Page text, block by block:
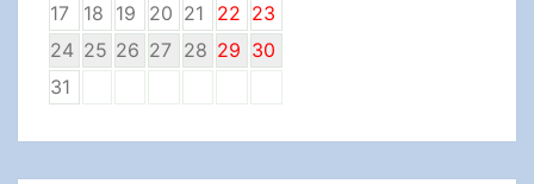
17
18 19 20 21 22 23
24 25 26 27 28 29 30
31